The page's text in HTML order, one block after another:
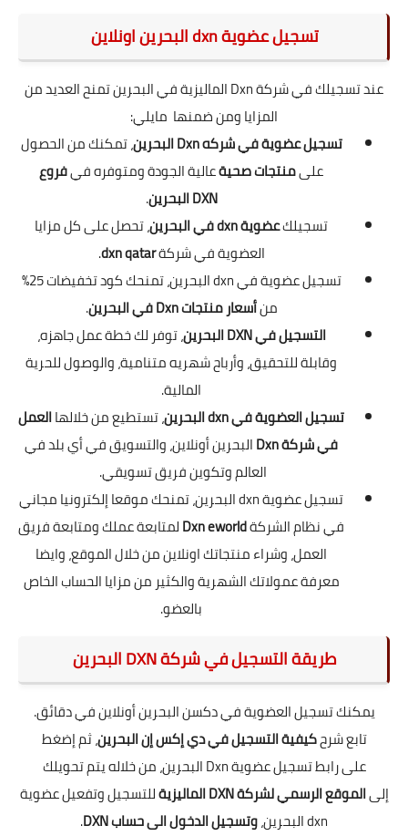
تسجيل عضوية dxn البحرين اونلاين
عند تسجيلك في شركة Dxn الماليزية في البحرين تمنح العديد من
المزايا ومن ضمنها مايلي:
تسجيل عضوية في شركه Dxn البحرين
، تمكنك من الحصول
علىمنتجات صحيةعالية الجودة ومتوفره فيفروع
DXN البحرين
.
تسجيلكعضوية dxn في البحرين
، تحصل على كل مزايا
العضوية في شركةdxn qatar
.
تسجيل عضوية في dxn البحرين، تمنحك كود تخفيضات 25%
منأسعار منتجات Dxn في البحرين
.
التسجيل في DXN البحرين
، توفر لك خطة عمل جاهزه،
وقابلة للتحقيق، وأرباح شهريه متنامية، والوصول للحرية
المالية.
تسجيل العضوية في dxn البحرين
، تستطيع من خلالهاالعمل
في شركة Dxn
البحرين أونلاين، والتسويق في أي بلد في
العالم وتكوين فريق تسويقي.
تسجيل عضوية dxn البحرين، تمنحك موقعا إلكترونيا مجاني
في نظام الشركةDxn eworldلمتابعة عملك ومتابعة فريق
العمل، وشراء منتجاتك اونلاين من خلال الموقع، وايضا
معرفة عمولاتك الشهرية والكثير من مزايا الحساب الخاص
بالعضو.
طريقة التسجيل في شركة DXN البحرين
يمكنك تسجيل العضوية في دكسن البحرين أونلاين في دقائق.
تابع شرحكيفية التسجيل في دي إكس إن البحرين، ثم إضغط
علىرابط تسجيل عضوية Dxn البحرين
، من خلاله يتم تحويلك
إلىالموقع الرسمي لشركة DXN الماليزية
للتسجيل وتفعيل عضوية
dxn البحرين،
وتسجيل الدخول الى حساب DXN .